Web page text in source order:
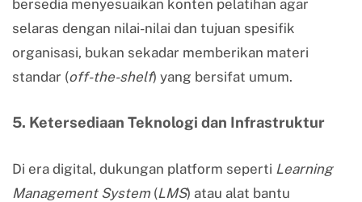
bersedia menyesuaikan konten pelatihan agar
selaras dengan nilai-nilai dan tujuan spesifik
organisasi, bukan sekadar memberikan materi
standar (off-the-shelf) yang bersifat umum.
5. Ketersediaan Teknologi dan Infrastruktur
Di era digital, dukungan platform seperti Learning
Management System (LMS) atau alat bantu